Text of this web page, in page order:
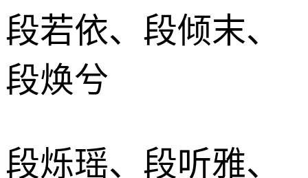
段若依、段倾末、
段焕兮
段烁瑶、段听雅、